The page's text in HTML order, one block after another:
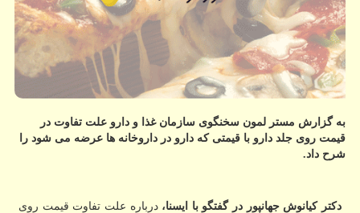
به گزارش مستر لمون سخنگوی سازمان غذا و دارو علت تفاوت در
قیمت روی جلد دارو با قیمتی كه دارو در داروخانه ها عرضه می شود را
شرح داد.
دكتر كیانوش جهانپور در گفتگو با ایسنا،درباره علت تفاوت قیمت روی